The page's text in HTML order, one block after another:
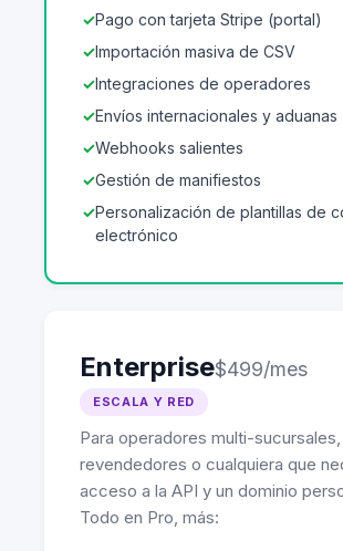
Pago con tarjeta Stripe (portal)
Importación masiva de CSV
Integraciones de operadores
Envíos internacionales y aduanas
Webhooks salientes
Gestión de manifiestos
Personalización de plantillas de
electrónico
Enterprise$499/mes
ESCALA Y RED
Para operadores multi-
revendedores o cualquiera que
acceso a la API y un dominio
Todo en Pro, más: